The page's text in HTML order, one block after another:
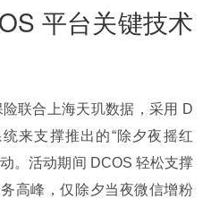
平台关键技术
联合上海天玑数据，采用 D
来支撑推出的“除夕夜摇红
。活动期间 DCOS 轻松支撑
高峰，仅除夕当夜微信增粉